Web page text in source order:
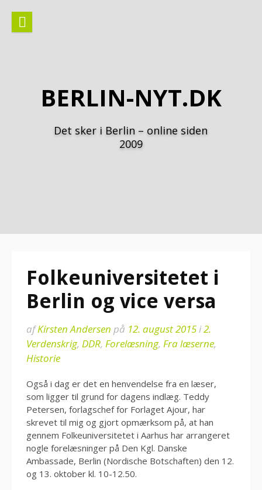
indhold
BERLIN-NYT.DK
Det sker i Berlin – online siden
2009
Folkeuniversitetet i
Berlin og vice versa
afKirsten Andersen på 12. august 2015i2.
Verdenskrig, DDR, Forelæsning, Fra læserne,
Historie
Også i dag er det en henvendelse fra en læser,
som ligger til grund for dagens indlæg. Teddy
Petersen, forlagschef for Forlaget Ajour, har
skrevet til mig og gjort opmærksom på, at han
gennem Folkeuniversitetet i Aarhus har arrangeret
nogle forelæsninger på Den Kgl. Danske
Ambassade, Berlin (Nordische Botschaften) den 12.
og 13. oktober kl. 10-12.50.